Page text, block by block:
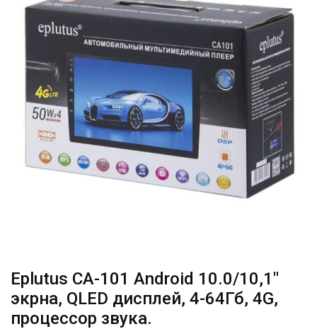
Eplutus CA-101 Android 10.0/10,1″
экрна, QLED дисплей, 4-64Гб, 4G,
процессор звука.